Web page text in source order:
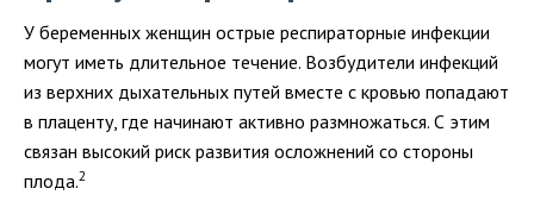
У беременных женщин острые респираторные инфекции
могут иметь длительное течение. Возбудители инфекций
из верхних дыхательных путей вместе с кровью попадают
в плаценту, где начинают активно размножаться. С этим
связан высокий риск развития осложнений со стороны
плода.2